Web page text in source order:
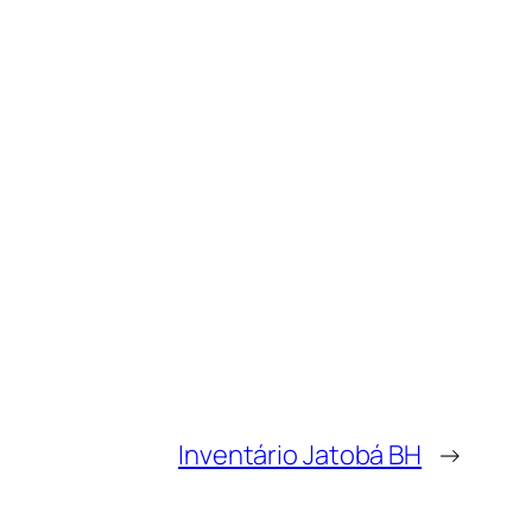
Inventário Jatobá BH →